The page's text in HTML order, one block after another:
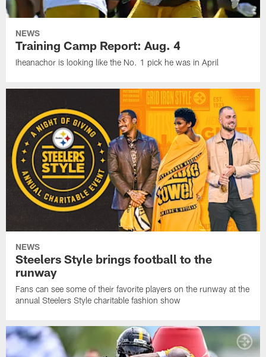
NEWS
Training Camp Report: Aug. 4
Iheanachor is looking like the No. 1 pick he was in April
NEWS
Steelers Style brings football to the
runway
Fans can see some of their favorite players on the runway at the
annual Steelers Style charitable fashion show